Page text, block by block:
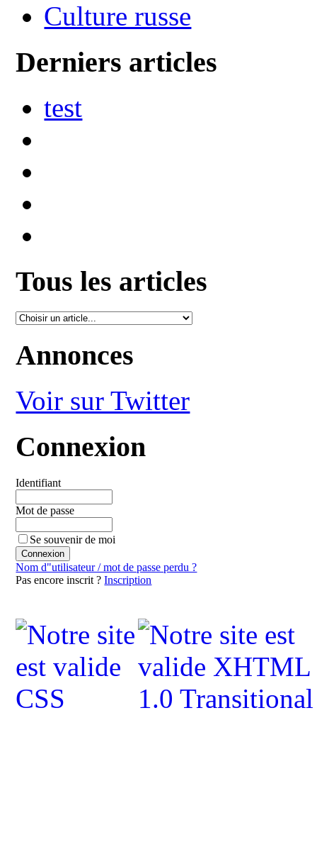
Culture russe
Derniers articles
test
Tous les articles
Annonces
Voir sur Twitter
Connexion
Identifiant
Mot de passe
Se souvenir de moi
Nom d"utilisateur / mot de passe perdu ?
Pas encore inscrit ?Inscription